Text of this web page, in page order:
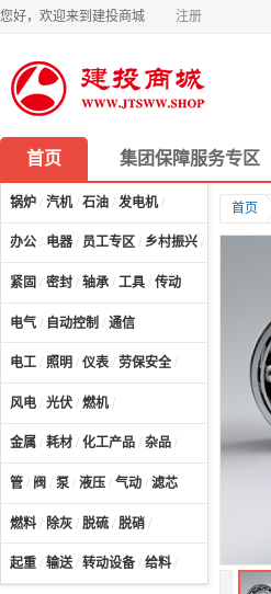
您好，欢迎来到建投商城 注册
首页 集团保障服务专区
锅炉 / 汽机/ 石油 / 发电机/
办公 / 电器 / 员工专区 / 乡村振兴 /
紧固 / 密封 / 轴承 / 工具 / 传动
电气 / 自动控制 / 通信
电工 / 照明 / 仪表 / 劳保安全 /
风电 / 光伏 / 燃机/
金属 / 耗材 / 化工产品 / 杂品 /
管 / 阀 / 泵 / 液压 / 气动 / 滤芯
燃料 / 除灰 / 脱硫 / 脱硝 /
起重 / 输送/ 转动设备 / 给料 /
首页